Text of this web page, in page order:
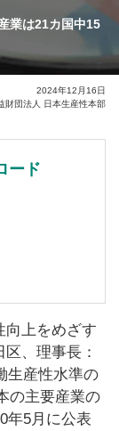
業は21カ国中15
2024年12月16日
財団法人 日本生産性本部
ード
向上をめざす
、理事長：
生産性水準の
の主要産業の
年5月に公表